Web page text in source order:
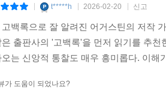
권들의 요약과 이 권의 범위 123
두법에 주목해서 모호한 점을 제거하는
음에 따라 모호한 점이 해결된다. 두 가지
호한 점을 어떻게 해결할 것인가? 128
대인들의 노예 상태에 있었던 이용 가치
t*****h 2026-02-20 신고
고백록으로 잘 알려진 어거스틴의 저작
은 출판사의 '고백록'을 먼저 읽기를 추
오는 신앙적 통찰도 매우 흥미롭다. 이
가 도움이 되었나요?